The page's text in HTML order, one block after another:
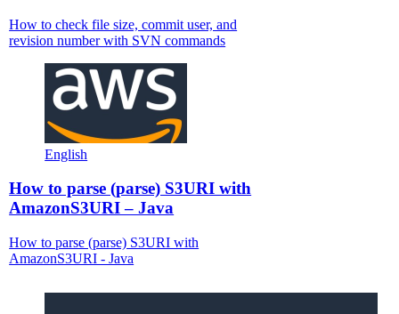
How to check file size, commit user, and
revision number with SVN commands
English
How to parse (parse) S3URI with
AmazonS3URI – Java
How to parse (parse) S3URI with
AmazonS3URI - Java